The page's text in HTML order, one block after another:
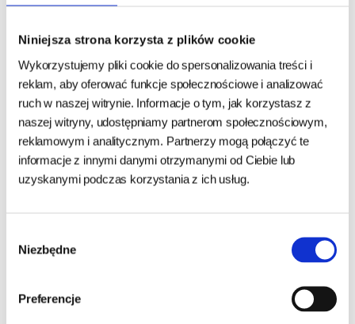
Niniejsza strona korzysta z plików cookie
Wykorzystujemy pliki cookie do spersonalizowania treści i
reklam, aby oferować funkcje społecznościowe i analizować
ruch w naszej witrynie. Informacje o tym, jak korzystasz z
naszej witryny, udostępniamy partnerom społecznościowym,
reklamowym i analitycznym. Partnerzy mogą połączyć te
informacje z innymi danymi otrzymanymi od Ciebie lub
uzyskanymi podczas korzystania z ich usług.
zgody
Niezbędne
Preferencje
Skład:
Hypericum perforatum 57,2 mg; Zingiber officinale 49,4 mg;
Tryptofan 32,5 mg; Tauryna 24,7 mg.
produkt zakupili również